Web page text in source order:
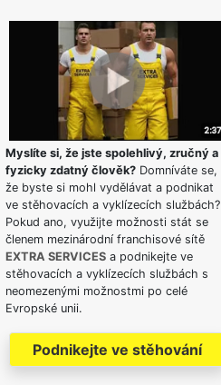
Myslíte si, že jste spolehlivý, zručný a
fyzicky zdatný člověk?Domníváte se,
že byste si mohl vydělávat a podnikat
ve stěhovacích a vyklízecích službách?
Pokud ano, využijte možnosti stát se
členem mezinárodní franchisové sítě
EXTRA SERVICESa podnikejte ve
stěhovacích a vyklízecích službách s
neomezenými možnostmi po celé
Evropské unii.
Podnikejte ve stěhování